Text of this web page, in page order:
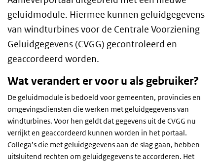
geluidmodule. Hiermee kunnen geluidgegevens
van windturbines voor de Centrale Voorziening
Geluidgegevens (CVGG) gecontroleerd en
geaccordeerd worden.
Wat verandert er voor u als gebruiker?
De geluidmodule is bedoeld voor gemeenten, provincies en
omgevingsdiensten die werken met geluidgegevens van
windturbines. Voor hen geldt dat gegevens uit de CVGG nu
verrijkt en geaccordeerd kunnen worden in het portaal.
Collega’s die met geluidgegevens aan de slag gaan, hebben
uitsluitend rechten om geluidgegevens te accorderen. Het